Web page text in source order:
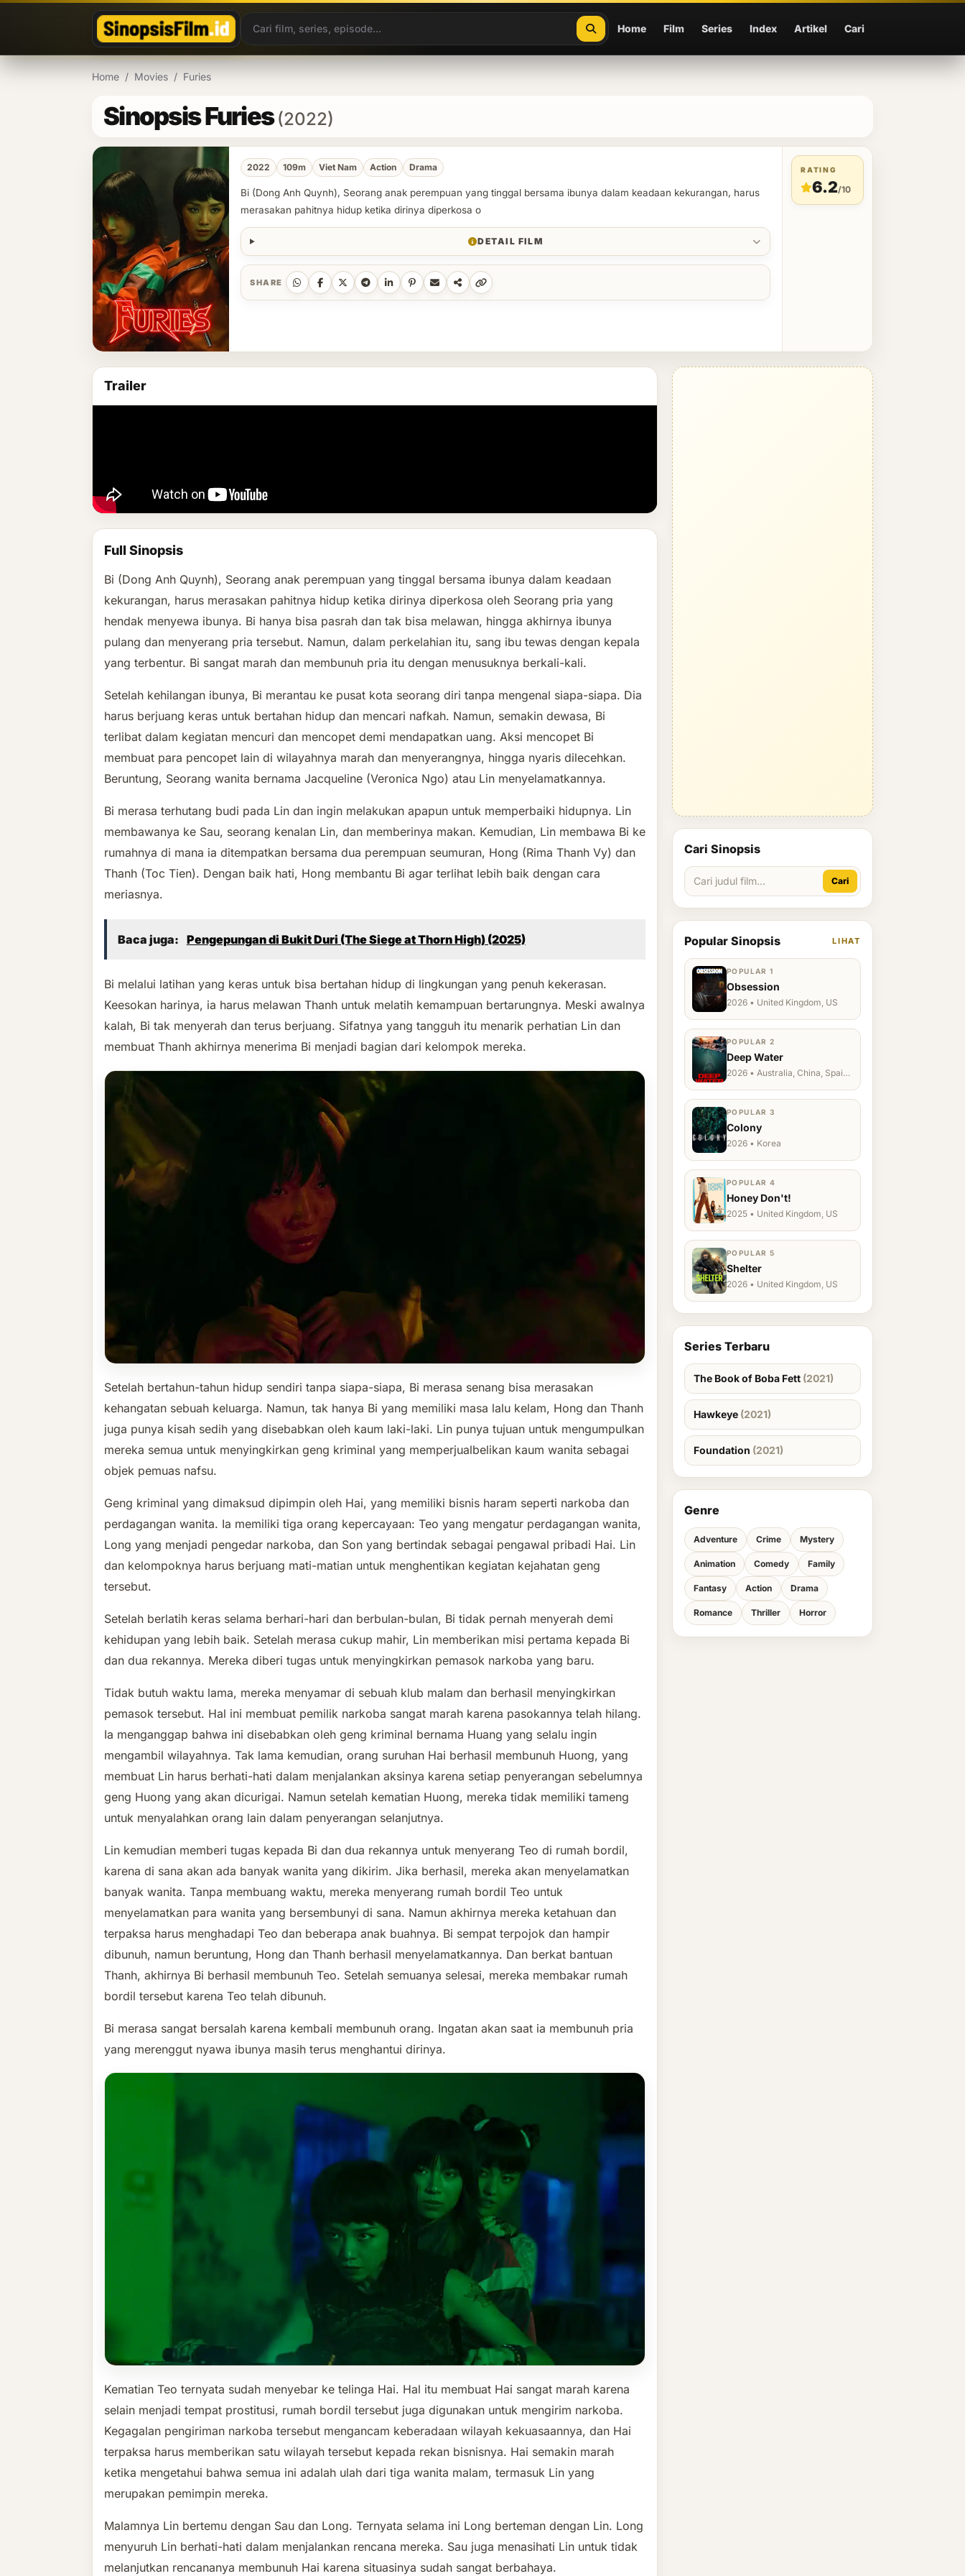
Home Film Series Index Artikel Cari
Home / Movies / Furies
Sinopsis Furies(2022)
2022 109m Viet Nam Action Drama
Bi (Dong Anh Quynh), Seorang anak perempuan yang tinggal bersama ibunya dalam keadaan kekurangan, harus
merasakan pahitnya hidup ketika dirinya diperkosa o
DETAIL FILM
SHARE
RATING
6.2/10
Trailer
Full Sinopsis
Bi (Dong Anh Quynh), Seorang anak perempuan yang tinggal bersama ibunya dalam keadaan
kekurangan, harus merasakan pahitnya hidup ketika dirinya diperkosa oleh Seorang pria yang
hendak menyewa ibunya. Bi hanya bisa pasrah dan tak bisa melawan, hingga akhirnya ibunya
pulang dan menyerang pria tersebut. Namun, dalam perkelahian itu, sang ibu tewas dengan kepala
yang terbentur. Bi sangat marah dan membunuh pria itu dengan menusuknya berkali-kali.
Setelah kehilangan ibunya, Bi merantau ke pusat kota seorang diri tanpa mengenal siapa-siapa. Dia
harus berjuang keras untuk bertahan hidup dan mencari nafkah. Namun, semakin dewasa, Bi
terlibat dalam kegiatan mencuri dan mencopet demi mendapatkan uang. Aksi mencopet Bi
membuat para pencopet lain di wilayahnya marah dan menyerangnya, hingga nyaris dilecehkan.
Beruntung, Seorang wanita bernama Jacqueline (Veronica Ngo) atau Lin menyelamatkannya.
Bi merasa terhutang budi pada Lin dan ingin melakukan apapun untuk memperbaiki hidupnya. Lin
membawanya ke Sau, seorang kenalan Lin, dan memberinya makan. Kemudian, Lin membawa Bi ke
rumahnya di mana ia ditempatkan bersama dua perempuan seumuran, Hong (Rima Thanh Vy) dan
Thanh (Toc Tien). Dengan baik hati, Hong membantu Bi agar terlihat lebih baik dengan cara
meriasnya.
Baca juga: Pengepungan di Bukit Duri (The Siege at Thorn High) (2025)
Bi melalui latihan yang keras untuk bisa bertahan hidup di lingkungan yang penuh kekerasan.
Keesokan harinya, ia harus melawan Thanh untuk melatih kemampuan bertarungnya. Meski awalnya
kalah, Bi tak menyerah dan terus berjuang. Sifatnya yang tangguh itu menarik perhatian Lin dan
membuat Thanh akhirnya menerima Bi menjadi bagian dari kelompok mereka.
Setelah bertahun-tahun hidup sendiri tanpa siapa-siapa, Bi merasa senang bisa merasakan
kehangatan sebuah keluarga. Namun, tak hanya Bi yang memiliki masa lalu kelam, Hong dan Thanh
juga punya kisah sedih yang disebabkan oleh kaum laki-laki. Lin punya tujuan untuk mengumpulkan
mereka semua untuk menyingkirkan geng kriminal yang memperjualbelikan kaum wanita sebagai
objek pemuas nafsu.
Geng kriminal yang dimaksud dipimpin oleh Hai, yang memiliki bisnis haram seperti narkoba dan
perdagangan wanita. Ia memiliki tiga orang kepercayaan: Teo yang mengatur perdagangan wanita,
Long yang menjadi pengedar narkoba, dan Son yang bertindak sebagai pengawal pribadi Hai. Lin
dan kelompoknya harus berjuang mati-matian untuk menghentikan kegiatan kejahatan geng
tersebut.
Setelah berlatih keras selama berhari-hari dan berbulan-bulan, Bi tidak pernah menyerah demi
kehidupan yang lebih baik. Setelah merasa cukup mahir, Lin memberikan misi pertama kepada Bi
dan dua rekannya. Mereka diberi tugas untuk menyingkirkan pemasok narkoba yang baru.
Tidak butuh waktu lama, mereka menyamar di sebuah klub malam dan berhasil menyingkirkan
pemasok tersebut. Hal ini membuat pemilik narkoba sangat marah karena pasokannya telah hilang.
Ia menganggap bahwa ini disebabkan oleh geng kriminal bernama Huang yang selalu ingin
mengambil wilayahnya. Tak lama kemudian, orang suruhan Hai berhasil membunuh Huong, yang
membuat Lin harus berhati-hati dalam menjalankan aksinya karena setiap penyerangan sebelumnya
geng Huong yang akan dicurigai. Namun setelah kematian Huong, mereka tidak memiliki tameng
untuk menyalahkan orang lain dalam penyerangan selanjutnya.
Lin kemudian memberi tugas kepada Bi dan dua rekannya untuk menyerang Teo di rumah bordil,
karena di sana akan ada banyak wanita yang dikirim. Jika berhasil, mereka akan menyelamatkan
banyak wanita. Tanpa membuang waktu, mereka menyerang rumah bordil Teo untuk
menyelamatkan para wanita yang bersembunyi di sana. Namun akhirnya mereka ketahuan dan
terpaksa harus menghadapi Teo dan beberapa anak buahnya. Bi sempat terpojok dan hampir
dibunuh, namun beruntung, Hong dan Thanh berhasil menyelamatkannya. Dan berkat bantuan
Thanh, akhirnya Bi berhasil membunuh Teo. Setelah semuanya selesai, mereka membakar rumah
bordil tersebut karena Teo telah dibunuh.
Bi merasa sangat bersalah karena kembali membunuh orang. Ingatan akan saat ia membunuh pria
yang merenggut nyawa ibunya masih terus menghantui dirinya.
Kematian Teo ternyata sudah menyebar ke telinga Hai. Hal itu membuat Hai sangat marah karena
selain menjadi tempat prostitusi, rumah bordil tersebut juga digunakan untuk mengirim narkoba.
Kegagalan pengiriman narkoba tersebut mengancam keberadaan wilayah kekuasaannya, dan Hai
terpaksa harus memberikan satu wilayah tersebut kepada rekan bisnisnya. Hai semakin marah
ketika mengetahui bahwa semua ini adalah ulah dari tiga wanita malam, termasuk Lin yang
merupakan pemimpin mereka.
Malamnya Lin bertemu dengan Sau dan Long. Ternyata selama ini Long berteman dengan Lin. Long
menyuruh Lin berhati-hati dalam menjalankan rencana mereka. Sau juga menasihati Lin untuk tidak
melanjutkan rencananya membunuh Hai karena situasinya sudah sangat berbahaya.
Cari Sinopsis
Cari
Popular Sinopsis LIHAT
POPULAR 1
Obsession
2026 • United Kingdom, US
POPULAR 2
Deep Water
2026 • Australia, China, Spain,
POPULAR 3
Colony
2026 • Korea
POPULAR 4
Honey Don't!
2025 • United Kingdom, US
POPULAR 5
Shelter
2026 • United Kingdom, US
Series Terbaru
The Book of Boba Fett (2021)
Hawkeye (2021)
Foundation (2021)
Genre
Adventure Crime Mystery
Animation Comedy Family
Fantasy Action Drama
Romance Thriller Horror